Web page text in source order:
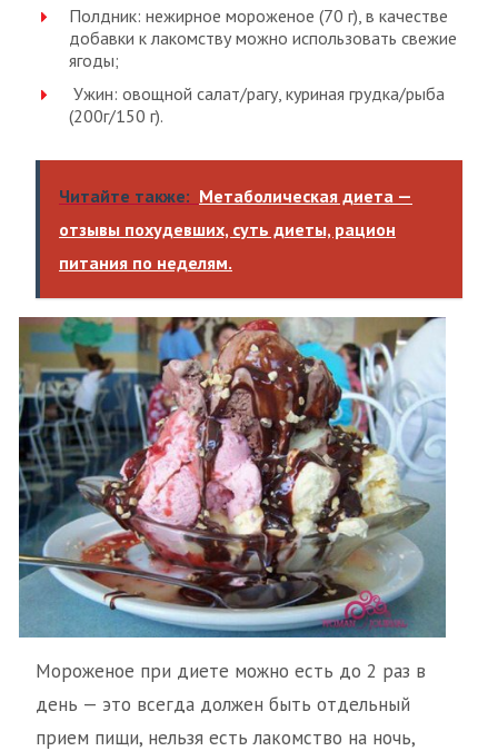
Полдник: нежирное мороженое (70 г), в качестве
добавки к лакомству можно использовать свежие
ягоды;
Ужин: овощной салат/рагу, куриная грудка/рыба
(200г/150 г).
Читайте также: Метаболическая диета —
отзывы похудевших, суть диеты, рацион
питания по неделям.
Мороженое при диете можно есть до 2 раз в
день — это всегда должен быть отдельный
прием пищи, нельзя есть лакомство на ночь,